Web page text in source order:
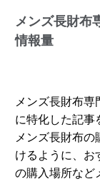
メンズ長財布
情報量
メンズ長財布
に特化した記事
メンズ長財布
けるように、お
の購入場所など